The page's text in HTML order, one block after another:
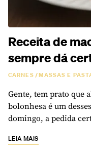
Receita de
sempre dá
CARNES/MASSAS E
Gente, tem prato que
bolonhesa é um
domingo, a pedida
LEIA MAIS